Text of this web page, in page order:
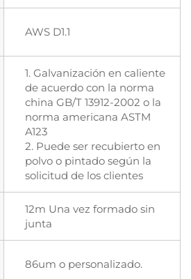
AWS D1.1
1. Galvanización en caliente
de acuerdo con la norma
china GB/T 13912-2002 o la
norma americana ASTM
A123
2. Puede ser recubierto en
polvo o pintado según la
solicitud de los clientes
12m Una vez formado sin
junta
86um o personalizado.